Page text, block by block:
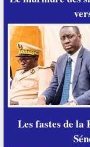
Les fastes de la